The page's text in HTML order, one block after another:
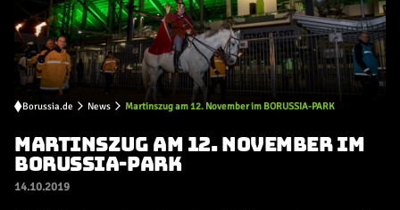
Borussia.de News Martinszug am 12. November im BORUSSIA-PARK
MARTINSZUG AM 12. NOVEMBER IM
BORUSSIA-PARK
14.10.2019